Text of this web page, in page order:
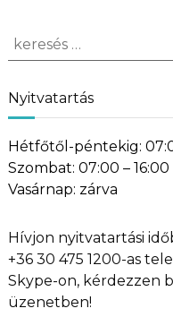
Search
for:
Nyitvatartás
Hétfőtől-péntekig:
Szombat: 07:00 – 16:00
Vasárnap: zárva
Hívjon nyitvatartási
+36 30 475 1200-as
Skype-on, kérdezzen
üzenetben!